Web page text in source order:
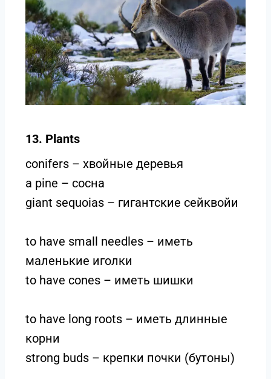
13. Plants
conifers – хвойные деревья
a pine – сосна
giant sequoias – гигантские сейквойи
to have small needles – иметь
маленькие иголки
to have cones – иметь шишки
to have long roots – иметь длинные
корни
strong buds – крепки почки (бутоны)